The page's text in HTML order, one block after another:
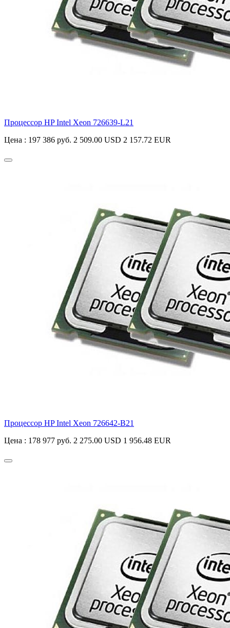
Процессор HP Intel Xeon 726639-L21
Цена : 197 386 руб. 2 509.00 USD 2 157.72 EUR
Процессор HP Intel Xeon 726642-B21
Цена : 178 977 руб. 2 275.00 USD 1 956.48 EUR